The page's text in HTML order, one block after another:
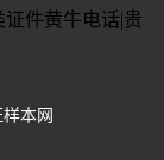
本网